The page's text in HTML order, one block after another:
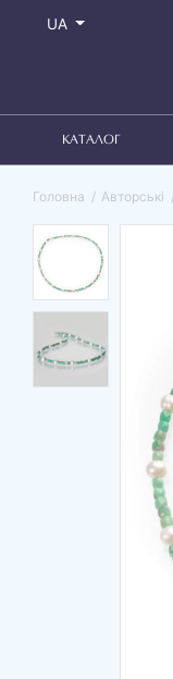
UA
КАТАЛОГ
Головна Авторські